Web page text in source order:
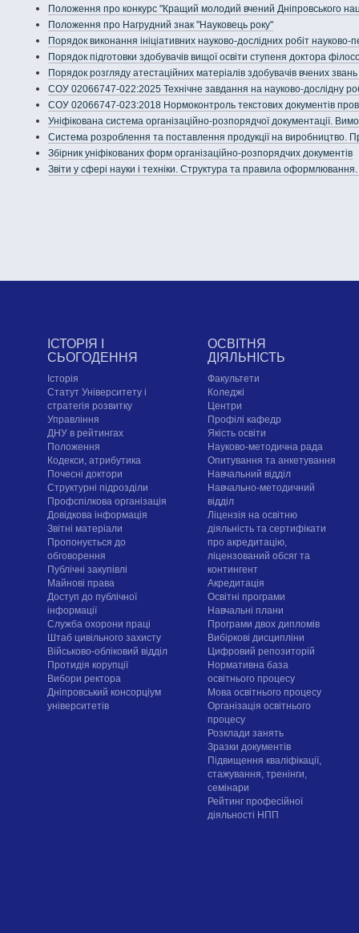
Положення про конкурс "Кращий молодий вчений Дніпровського
Положення про Нагрудний знак "Науковець року"
Порядок виконання ініціативних науково-дослідних робіт
Порядок підготовки здобувачів вищої освіти ступеня доктора
Порядок розгляду атестаційних матеріалів здобувачів вчених
СОУ 02066747-022:2025 Технічне завдання на науково-дослідну
СОУ 02066747-023:2018 Нормоконтроль текстових документів
Уніфікована система організаційно-розпорядчої документації.
Система розроблення та поставлення продукції на виробництво.
Збірник уніфікованих форм організаційно-розпорядчих документів
Звіти у сфері науки і техніки. Структура та правила
ІСТОРІЯ І
СЬОГОДЕННЯ
Історія
Статут Університету і
стратегія розвитку
Управління
ДНУ в рейтингах
Положення
Кодекси, атрибутика
Почесні доктори
Структурні підрозділи
Профспілкова організація
Довідкова інформація
Звітні матеріали
Пропонується до
обговорення
Публічні закупівлі
Майнові права
Доступ до публічної
інформації
Служба охорони праці
Штаб цивільного захисту
Військово-обліковий відділ
Протидія корупції
Вибори ректора
Дніпровський консорціум
університетів
ОСВІТНЯ
ДІЯЛЬНІСТЬ
Факультети
Коледжі
Центри
Профілі кафедр
Якість освіти
Науково-методична рада
Опитування та анкетування
Навчальний відділ
Навчально-методичний
відділ
Ліцензія на освітню
діяльність та сертифікати
про акредитацію,
ліцензований обсяг та
контингент
Акредитація
Освітні програми
Навчальні плани
Програми двох дипломів
Вибіркові дисципліни
Цифровий репозиторій
Нормативна база
освітнього процесу
Мова освітнього процесу
Організація освітнього
процесу
Розклади занять
Зразки документів
Підвищення кваліфікації,
стажування, тренінги,
семінари
Рейтинг професійної
діяльності НПП